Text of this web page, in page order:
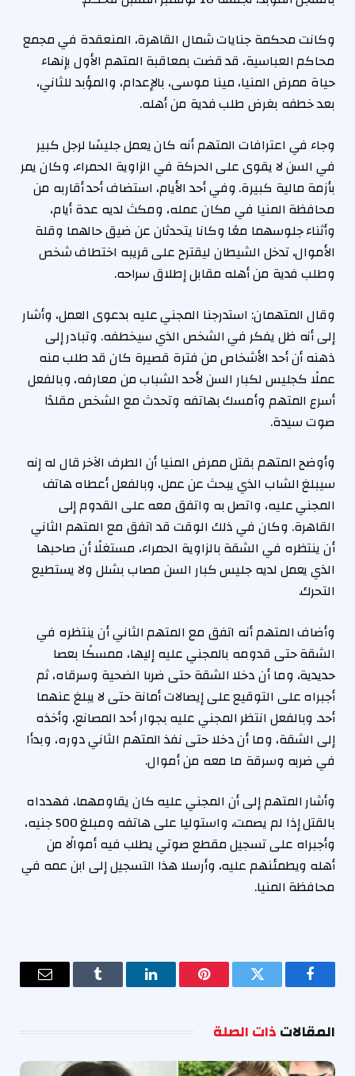
وكانت محكمة جنايات شمال القاهرة، المنعقدة في مجمع
محاكم العباسية، قد قضت بمعاقبة المتهم الأول بإنهاء
حياة ممرض المنيا، مينا موسى، بالإعدام، والمؤبد للثاني،
بعد خطفه بغرض طلب فدية من أهله.
وجاء في اعترافات المتهم أنه كان يعمل جليسًا لرجل كبير
في السن لا يقوى على الحركة في الزاوية الحمراء، وكان يمر
بأزمة مالية كبيرة. وفي أحد الأيام، استضاف أحد أقاربه من
محافظة المنيا في مكان عمله، ومكث لديه عدة أيام،
وأثناء جلوسهما معًا وكانا يتحدثان عن ضيق حالهما وقلة
الأموال، تدخل الشيطان ليقترح على قريبه اختطاف شخص
وطلب فدية من أهله مقابل إطلاق سراحه.
وقال المتهمان: استدرجنا المجني عليه بدعوى العمل، وأشار
إلى أنه ظل يفكر في الشخص الذي سيخطفه. وتبادر إلى
ذهنه أن أحد الأشخاص من فترة قصيرة كان قد طلب منه
عملًا كجليس لكبار السن لأحد الشباب من معارفه، وبالفعل
أسرع المتهم وأمسك بهاتفه وتحدث مع الشخص مقلدًا
صوت سيدة.
وأوضح المتهم بقتل ممرض المنيا أن الطرف الآخر قال له إنه
سيبلغ الشاب الذي يبحث عن عمل، وبالفعل أعطاه هاتف
المجني عليه، واتصل به واتفق معه على القدوم إلى
القاهرة. وكان في ذلك الوقت قد اتفق مع المتهم الثاني
أن ينتظره في الشقة بالزاوية الحمراء، مستغلًا أن صاحبها
الذي يعمل لديه جليس كبار السن مصاب بشلل ولا يستطيع
التحرك.
وأضاف المتهم أنه اتفق مع المتهم الثاني أن ينتظره في
الشقة حتى قدومه بالمجني عليه إليها، ممسكًا بعصا
حديدية، وما أن دخلا الشقة حتى ضربا الضحية وسرقاه، ثم
أجبراه على التوقيع على إيصالات أمانة حتى لا يبلغ عنهما
أحد. وبالفعل انتظر المجني عليه بجوار أحد المصانع، وأخذه
إلى الشقة، وما أن دخلا حتى نفذ المتهم الثاني دوره، وبدأا
في ضربه وسرقة ما معه من أموال.
وأشار المتهم إلى أن المجني عليه كان يقاومهما، فهدداه
بالقتل إذا لم يصمت، واستوليا على هاتفه ومبلغ 500 جنيه،
وأجبراه على تسجيل مقطع صوتي يطلب فيه أموالًا من
أهله ويطمئنهم عليه، وأرسلا هذا التسجيل إلى ابن عمه في
محافظة المنيا.
فيسبوك تويتر بينتيريستلينكدإن Tumblr
البريد
المقالاتذات الصلة